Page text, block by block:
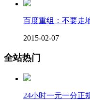
百度重组：不要走
2015-02-07
全站热门
24小时一元一分正